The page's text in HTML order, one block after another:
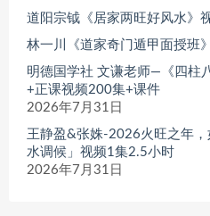
道阳宗钺《居家两旺好风水》
林一川《道家奇门遁甲面授班
明德国学社 文谦老师—《四柱
+正课视频200集+课件
2026年7月31日
王静盈&张姝-2026火旺之年，
水调候」视频1集2.5小时
2026年7月31日